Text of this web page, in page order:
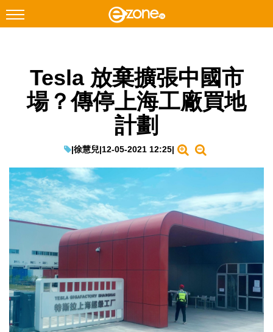
Facebook Instagram
科技焦點
教學評測
EduTech
IT Times
生成式AI與雲端應用
Enterprise Digital Transformation
特集
Tesla 放棄擴張中國市
場？傳停上海工廠買地
計劃
|徐慧兒|12-05-2021 12:25|